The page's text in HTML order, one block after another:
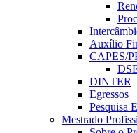
Auxílio
CAPES/
DINTER
Egressos
Pesquisa
Mestrado